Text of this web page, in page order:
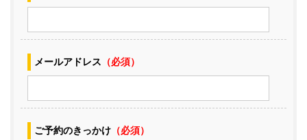
メールアドレス （必須）
ご予約のきっかけ （必須）